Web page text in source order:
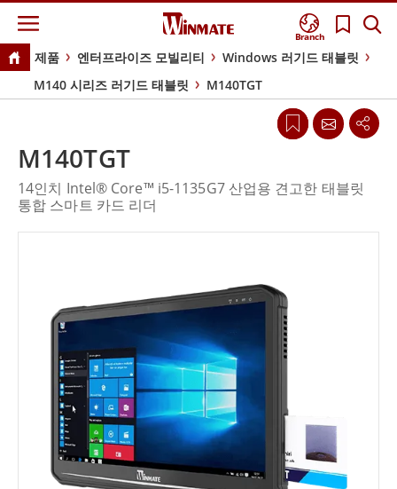
Branch
제품 엔터프라이즈 모빌리티
Windows 러기드 태블릿
M140 시리즈 러기드 태블릿
M140TGT
M140TGT
14인치 Intel® Core™ i5-1135G7 산업용 견고한 태블릿
통합 스마트 카드 리더